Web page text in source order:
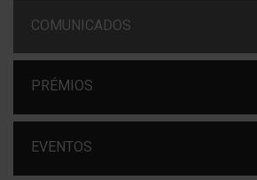
COMUNICADOS
PRÉMIOS
EVENTOS